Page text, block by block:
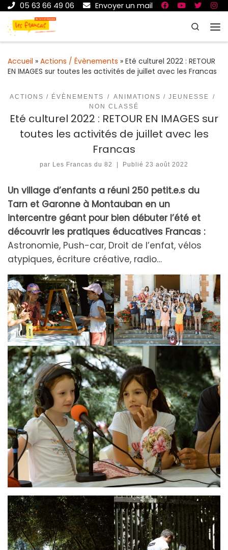
05 63 66 49 06
Envoyer un mail
Passer au contenu
Search
Accueil » Actions / Évènements » Eté culturel 2022 : RETOUR
EN IMAGES sur toutes les activités de juillet avec les Francas
ACTIONS / ÉVÈNEMENTS
ANIMATIONS / JEUNESSE
NON CLASSÉ
Eté culturel 2022 : RETOUR EN IMAGES sur
toutes les activités de juillet avec les
Francas
par Les Francas du 82 | Publié 23 août 2022
Un village d’enfants a réuni 250 petit.e.s du
Tarn et Garonne à Montauban en un
intercentre géant pour bien débuter l’été et
découvrir les pratiques éducatives Francas :
Astronomie, Push-car, Droit de l’enfat, vélos
atypiques, écriture créative, radio…